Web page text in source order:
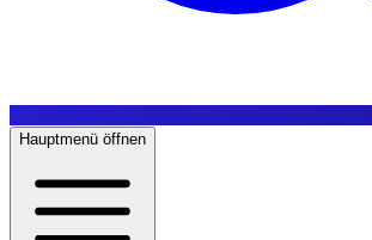
Hauptmenü öffnen